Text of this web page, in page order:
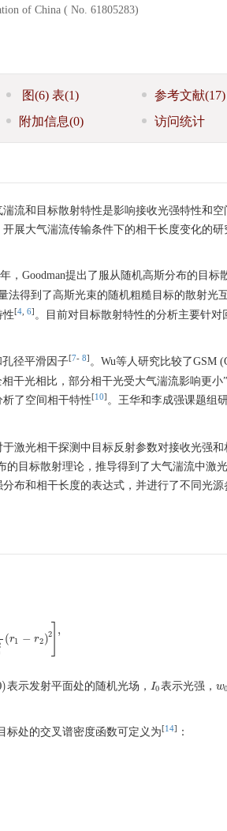
of China ( No. 61805283)
图(6) 表(1) 参考文献(17)
附加信息(0) 访问统计
流和目标散射特性是影响接收光强特性和空
展大气湍流传输条件下的相干长度变化的研
，Goodman提出了服从随机高斯分布的目标
法得到了高斯光束的随机粗糙目标的散射光
性[4 6] 。目前对目标散射特性的分析主要针对
径平滑因子[7- 8] 。Wu等人研究比较了GSM
干光相比，部分相干光受大气湍流影响更小
了空间相干特性[10] 。王华和李成强课题组
激光相干探测中目标反射参数对接收光强和
目标散射理论，推导得到了大气湍流中激
布和相干长度的表达式，并进行了不同光源
(r1 − r2)2],
r2 [− 2
))表示发射平面处的随机光场， I0
I0表示光强， w
w
标处的交叉谱密度函数可定义为[14] ：